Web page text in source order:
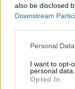
also be disclosed
Downstream
Please note that
not limited to your
grant or deny
use your data for
Personal
I want to opt-
personal data.
Opted In
stílusban